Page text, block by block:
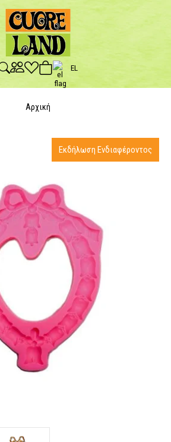
EL
Αρχική
Εκδήλωση Ενδιαφέροντος